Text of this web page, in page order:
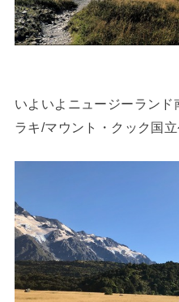
いよいよニュージーラン
ラキ/マウント・クック国立